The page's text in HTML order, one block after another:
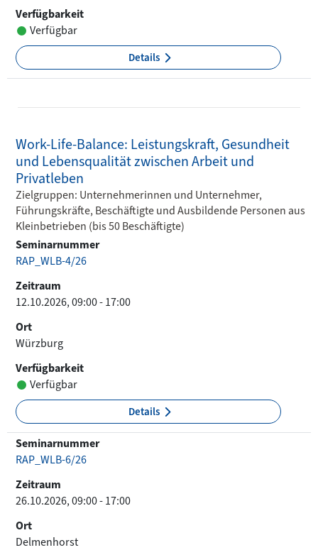
Verfügbarkeit
Verfügbar
Details
Work-Life-Balance: Leistungskraft, Gesundheit
und Lebensqualität zwischen Arbeit und
Privatleben
Zielgruppen: Unternehmerinnen und Unternehmer,
Führungskräfte, Beschäftigte und Ausbildende Personen aus
Kleinbetrieben (bis 50 Beschäftigte)
Seminarnummer
RAP_WLB-4/26
Zeitraum
12.10.2026, 09:00 - 17:00
Ort
Würzburg
Verfügbarkeit
Verfügbar
Details
Seminarnummer
RAP_WLB-6/26
Zeitraum
26.10.2026, 09:00 - 17:00
Ort
Delmenhorst